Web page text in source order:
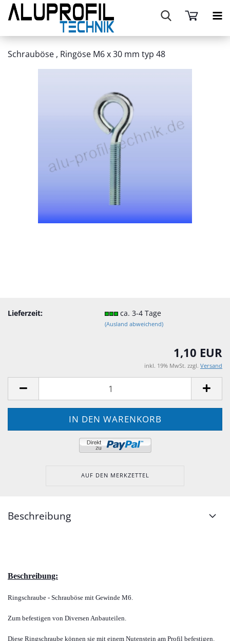
Schrauböse , Ringöse M6 x 30 mm typ 48
Lieferzeit: ca. 3-4 Tage
(Ausland abweichend)
1,10 EUR
inkl. 19% MwSt. zzgl. Versand
AUF DEN MERKZETTEL
Beschreibung
Beschreibung:
Ringschraube - Schrauböse mit Gewinde M6.
Zum befestigen von Diversen Anbauteilen.
Diese Ringschraube können sie mit einem Nutenstein am Profil befestigen.